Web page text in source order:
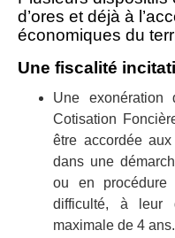
d’ores et déjà à
économiques du
Une fiscalité
Une exonération
Cotisation
être accordée
dans une
ou en procédure
difficulté, à leur
maximale de 4 ans.